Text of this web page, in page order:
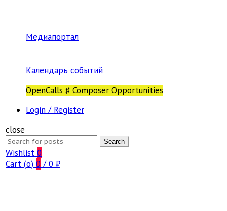
Медиапортал
Календарь событий
OpenCalls ♯ Composer Opportunities
Login / Register
close
Search
for:
Search
Wishlist 0
Cart (o) 0 / 0 ₽